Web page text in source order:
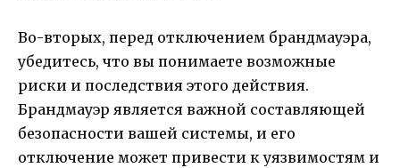
Во-вторых, перед отключением брандмауэра,
убедитесь, что вы понимаете возможные
риски и последствия этого действия.
Брандмауэр является важной составляющей
безопасности вашей системы, и его
отключение может привести к уязвимостям и